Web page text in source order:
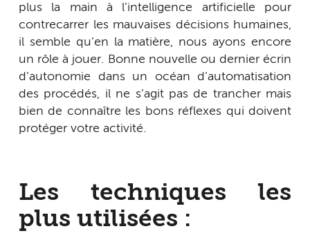
plus la main à l’intelligence artificielle pour
contrecarrer les mauvaises décisions humaines,
il semble qu’en la matière, nous ayons encore
un rôle à jouer. Bonne nouvelle ou dernier écrin
d’autonomie dans un océan d’automatisation
des procédés, il ne s’agit pas de trancher mais
bien de connaître les bons réflexes qui doivent
protéger votre activité.
Les techniques les
plus utilisées :